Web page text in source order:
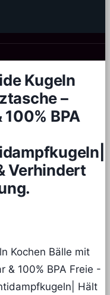
Kugeln
–
BPA
Verhindert